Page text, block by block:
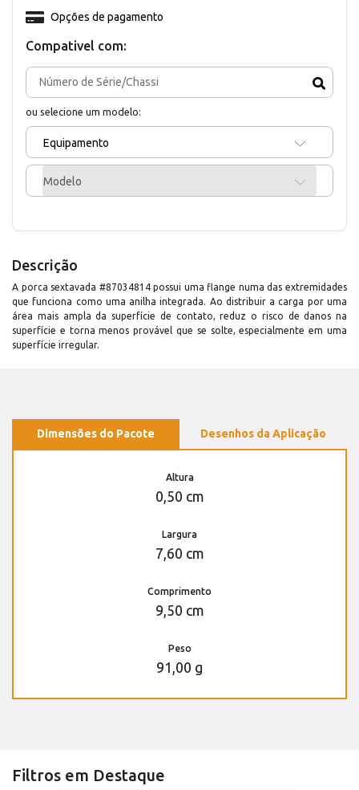
Compativel com:
ou selecione um modelo:
Equipamento
Modelo
Opções de pagamento
Descrição
A porca sextavada #87034814 possui uma flange numa das extremidades
que funciona como uma anilha integrada. Ao distribuir a carga por uma
área mais ampla da superfície de contato, reduz o risco de danos na
superfície e torna menos provável que se solte, especialmente em uma
superfície irregular.
Dimensões do Pacote Desenhos da Aplicação
Altura
0,50 cm
Largura
7,60 cm
Comprimento
9,50 cm
Peso
91,00 g
Filtros em Destaque